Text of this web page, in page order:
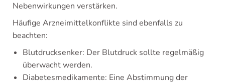
Nebenwirkungen verstärken.
Häufige Arzneimittelkonflikte sind ebenfalls zu
beachten:
Blutdrucksenker: Der Blutdruck sollte regelmäßig
überwacht werden.
Diabetesmedikamente: Eine Abstimmung der